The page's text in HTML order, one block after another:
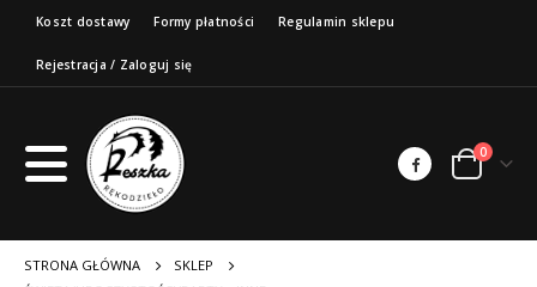
Koszt dostawy Formy płatności Regulamin sklepu
Rejestracja / Zaloguj się
0
STRONA GŁÓWNA
SKLEP